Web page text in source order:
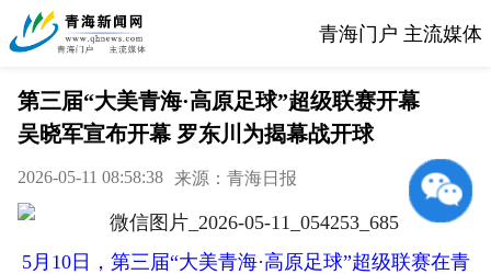
青海门户 主流媒体
第三届“大美青海·高原足球”超级联赛开幕
吴晓军宣布开幕 罗东川为揭幕战开球
2026-05-11 08:58:38 来源：青海日报
5月10日，第三届“大美青海·高原足球”超级联赛在青